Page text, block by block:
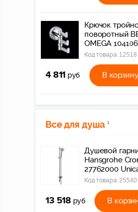
Крючок
поворотный
OMEGA
Код товара: 12518
4 811 руб В корзину
Все для душа 1
Душевой
Hansgrohe
27762000
Код товара:25540
13 518 руб В